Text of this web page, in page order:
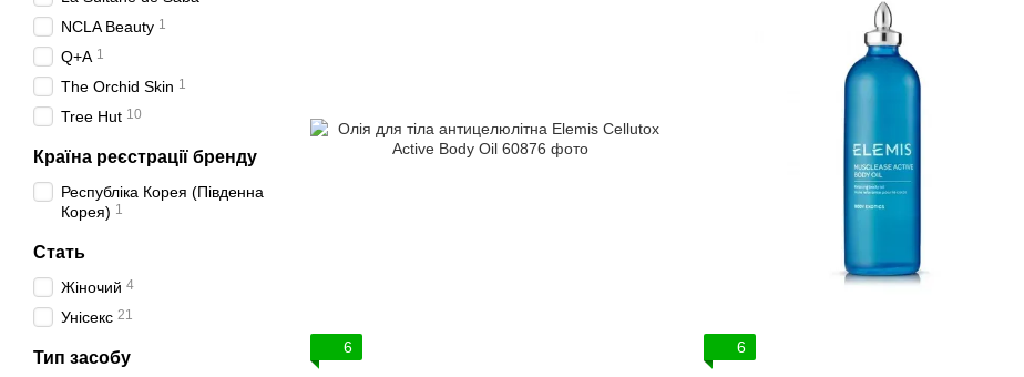
6 6
NCLA Beauty 1
Q+A 1
The Orchid Skin 1
Tree Hut 10
Країна реєстрації бренду
Республіка Корея (Південна
Корея) 1
Стать
Жіночий 4
Унісекс 21
Тип засобу